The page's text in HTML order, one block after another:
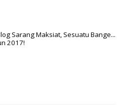
Sarang Maksiat, Sesuatu Bange...
2017!